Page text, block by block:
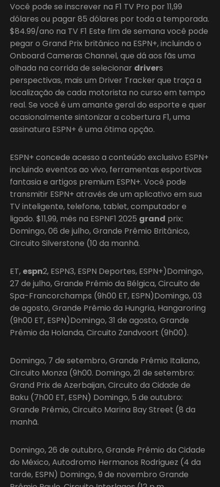
Você pode se inscrever na F1 TV Pro por 11,99
dólares ou pagar 85 dólares por toda a temporada.
$84.99/ano na TV F1 Este fim de semana você pode
pegar o Grand Prix britânico na ESPN+, incluindo o
Onboard Cameras Channel, que dá aos fãs uma
olhada na corrida de selecionar drivers
perspectivas, mais um Driver Tracker que traça a
localização de cada motorista no curso em tempo
real. Se você é um amante geral do esporte e quer
ocasionalmente sintonizar a cobertura F1, uma
assinatura ESPN+ é uma ótima opção.
ESPN+ concede acesso a conteúdo exclusivo ESPN+
incluindo eventos ao vivo, ferramentas esportivas
fantasia e artigos premium ESPN+. Você pode
transmitir ESPN+ através de um aplicativo em sua
TV inteligente, telefone, tablet, computador e
ligado. $11,99, mês na ESPNF1 2025 grand prix:
Domingo, 06 de julho, Grande Prêmio Britânico,
Circuito Silverstone (10 da manhã.
ET, espn2, ESPN3, ESPN Deportes, ESPN+)Domingo,
27 de julho, Grande Prêmio da Bélgica, Circuito de
Spa-Francorchamps (9h00 ET, ESPN)Domingo, 03
de agosto, Grande Prêmio da Hungria, Hangaroring
(9h00 ET, ESPN)Domingo, 31 de agosto, Grande
Prêmio da Holanda, Circuito Zandvoort (9h00).
Domingo, 7 de setembro, Grande Prêmio Italiano,
Circuito Monza (9h00. Domingo, 21 de setembro:
Grand Prix de Azerbaijan, Circuito da Cidade de
Baku (7h00 ET, ESPN) Domingo, 5 de outubro:
Grande Prêmio, Circuito Marina Bay Street (8 da
manhã.
Domingo, 26 de outubro, Grande Prêmio da Cidade
do México, Autodromo Hermanos Rodriguez (4 da
tarde, ESPN) Domingo, 9 de novembro Grande